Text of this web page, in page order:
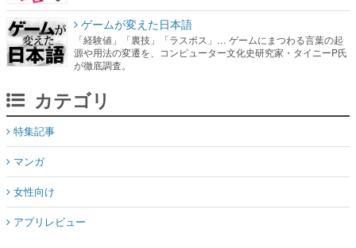
ゲームが変えた日本語
「経験値」「裏技」「ラスボス」… ゲームにまつわる言葉の起
源や用法の変遷を、コンピューター文化史研究家・タイニーP氏
が徹底調査。
カテゴリ
特集記事
マンガ
女性向け
アプリレビュー